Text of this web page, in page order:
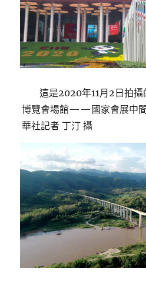
這是2020年11月2日拍
博覽會場館——國家會展中
華社記者 丁汀 攝